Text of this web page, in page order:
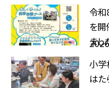
令和
を開
まし
小学
はた